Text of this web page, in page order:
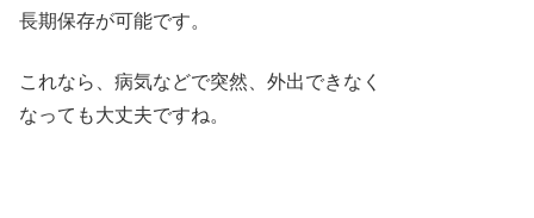
長期保存が可能です。
これなら、病気などで突然、外出できなく
なっても大丈夫ですね。